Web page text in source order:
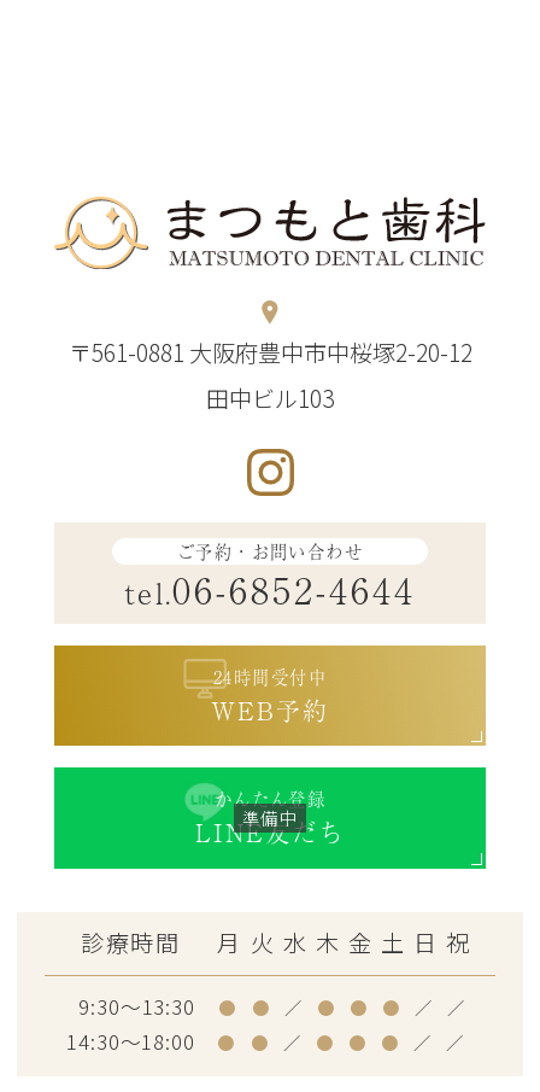
〒561-0881 大阪府豊中市中桜塚2-20-12
田中ビル103
ご予約・お問い合わせ
tel.06-6852-4644
24時間受付中
WEB予約
かんたん登録
LINE友だち
診療時間 月 火 水 木 金 土 日 祝
9:30～13:30 ● ● ／ ● ● ● ／ ／
14:30～18:00 ● ● ／ ● ● ● ／ ／